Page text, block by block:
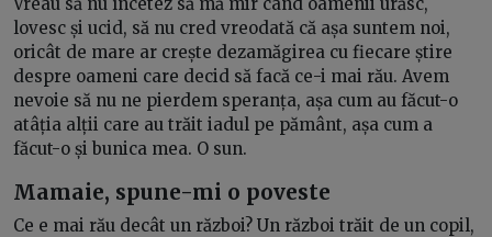
lovesc și ucid, să nu cred vreodată că așa suntem noi,
oricât de mare ar crește dezamăgirea cu fiecare știre
despre oameni care decid să facă ce-i mai rău. Avem
nevoie să nu ne pierdem speranța, așa cum au făcut-o
atâția alții care au trăit iadul pe pământ, așa cum a
făcut-o și bunica mea. O sun.
Mamaie, spune-mi o poveste
Ce e mai rău decât un război? Un război trăit de un copil,